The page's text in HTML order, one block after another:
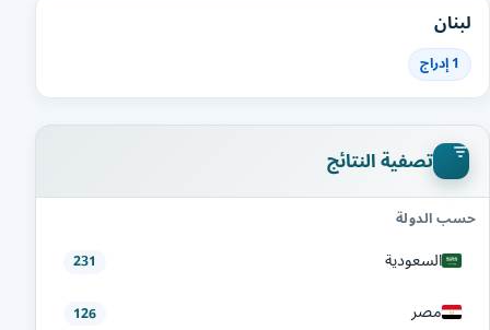
لبنان
1 إدراج
تصفية النتائج
حسب الدولة
السعودية 231
مصر 126